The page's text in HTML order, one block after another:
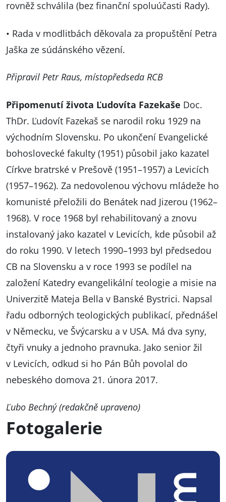
rovněž schválila (bez finanční spoluúčasti Rady).
• Rada v modlitbách děkovala za propuštění Petra
Jaška ze súdánského vězení.
Připravil Petr Raus, místopředseda RCB
Připomenutí života Ľudovíta Fazekaše Doc.
ThDr. Ľudovít Fazekaš se narodil roku 1929 na
východním Slovensku. Po ukončení Evangelické
bohoslovecké fakulty (1951) působil jako kazatel
Církve bratrské v Prešově (1951–1957) a Levicích
(1957–1962). Za nedovolenou výchovu mládeže ho
komunisté přeložili do Benátek nad Jizerou (1962–
1968). V roce 1968 byl rehabilitovaný a znovu
instalovaný jako kazatel v Levicích, kde působil až
do roku 1990. V letech 1990–1993 byl předsedou
CB na Slovensku a v roce 1993 se podílel na
založení Katedry evangelikální teologie a misie na
Univerzitě Mateja Bella v Banské Bystrici. Napsal
řadu odborných teologických publikací, přednášel
v Německu, ve Švýcarsku a v USA. Má dva syny,
čtyři vnuky a jednoho pravnuka. Jako senior žil
v Levicích, odkud si ho Pán Bůh povolal do
nebeského domova 21. února 2017.
Ľubo Bechný (redakčně upraveno)
Fotogalerie